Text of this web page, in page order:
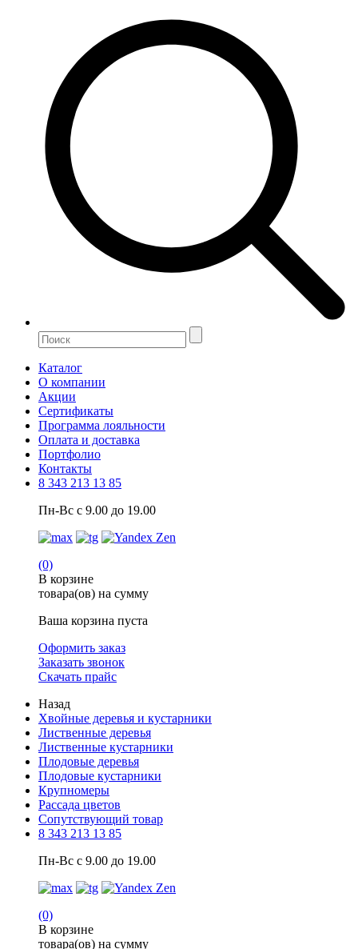
Каталог
О компании
Акции
Сертификаты
Программа лояльности
Оплата и доставка
Портфолио
Контакты
8 343 213 13 85
Пн-Вс с 9.00 до 19.00
(0)
В корзине
товара(ов) на сумму
Ваша корзина пуста
Оформить заказ
Заказать звонок
Скачать прайс
Назад
Хвойные деревья и кустарники
Лиственные деревья
Лиственные кустарники
Плодовые деревья
Плодовые кустарники
Крупномеры
Рассада цветов
Сопутствующий товар
8 343 213 13 85
Пн-Вс с 9.00 до 19.00
(0)
В корзине
товара(ов) на сумму